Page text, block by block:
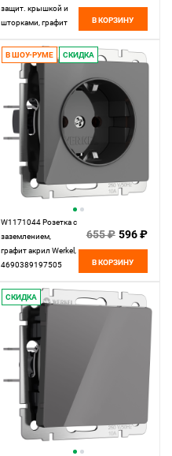
защит. крышкой и
шторками, графит
4690389197529
В КОРЗИНУ
В ШОУ-РУМЕ СКИДКА
W1171044 Розетка с
заземлением,
графит акрил Werkel,
4690389197505
655 ₽ 596 ₽
В КОРЗИНУ
СКИДКА